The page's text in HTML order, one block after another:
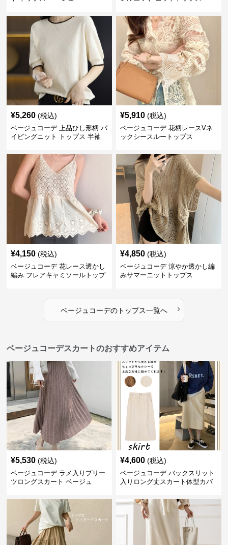
¥5,260 (税込)
ベージュコーデ 上品ひし形柄 パ
イピングニット トップス 半袖
¥5,910 (税込)
ベージュコーデ 花柄レースVネ
ックシースルートップス
¥4,150 (税込)
ベージュコーデ 花レース透かし
編み フレアキャミソールトップ
¥4,850 (税込)
ベージュコーデ 涼やか透かし編
みサマーニットトップス
ベージュコーデのトップス一覧へ ›
ベージュコーデスカートのおすすめアイテム
¥5,530 (税込)
ベージュコーデ ラメ入りプリー
ツロングスカート ベージュ
¥4,600 (税込)
ベージュコーデ バックスリット
入りロング丈スカート体型カバ